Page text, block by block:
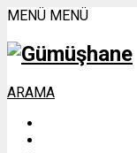
MENÜ MENÜ
ARAMA